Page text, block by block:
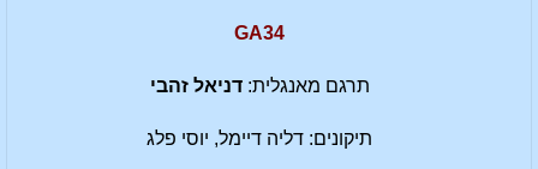
GA34
תרגם מאנגלית:דניאל זהבי
תיקונים: דליה דיימל, יוסי פלג